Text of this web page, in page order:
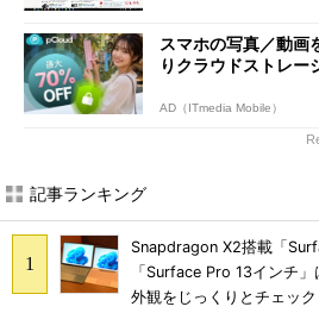
スマホの写真／動画
りクラウドストレー
AD（ITmedia Mobile）
記事ランキング
Snapdragon X2搭載「
「Surface Pro 13インチ
外観をじっくりとチェッ